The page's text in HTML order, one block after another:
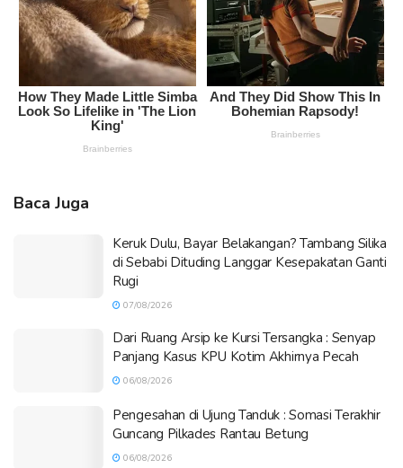
Baca Juga
Keruk Dulu, Bayar Belakangan? Tambang Silika
di Sebabi Dituding Langgar Kesepakatan Ganti
Rugi
07/08/2026
Dari Ruang Arsip ke Kursi Tersangka : Senyap
Panjang Kasus KPU Kotim Akhirnya Pecah
06/08/2026
Pengesahan di Ujung Tanduk : Somasi Terakhir
Guncang Pilkades Rantau Betung
06/08/2026